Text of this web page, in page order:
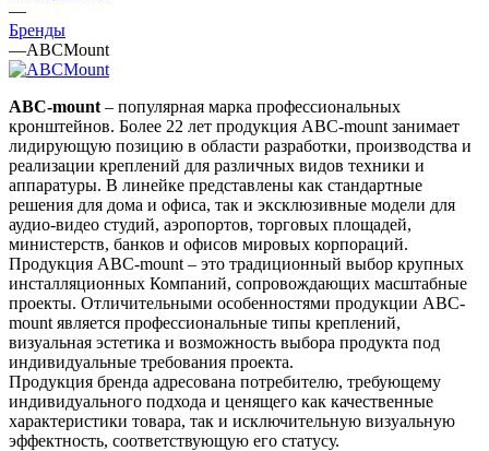
—
Бренды
—ABCMount
ABC-mount – популярная марка профессиональных
кронштейнов. Более 22 лет продукция ABC-mount занимает
лидирующую позицию в области разработки, производства и
реализации креплений для различных видов техники и
аппаратуры. В линейке представлены как стандартные
решения для дома и офиса, так и эксклюзивные модели для
аудио-видео студий, аэропортов, торговых площадей,
министерств, банков и офисов мировых корпораций.
Продукция ABC-mount – это традиционный выбор крупных
инсталляционных Компаний, сопровождающих масштабные
проекты. Отличительными особенностями продукции ABC-
mount является профессиональные типы креплений,
визуальная эстетика и возможность выбора продукта под
индивидуальные требования проекта.
Продукция бренда адресована потребителю, требующему
индивидуального подхода и ценящего как качественные
характеристики товара, так и исключительную визуальную
эффектность, соответствующую его статусу.